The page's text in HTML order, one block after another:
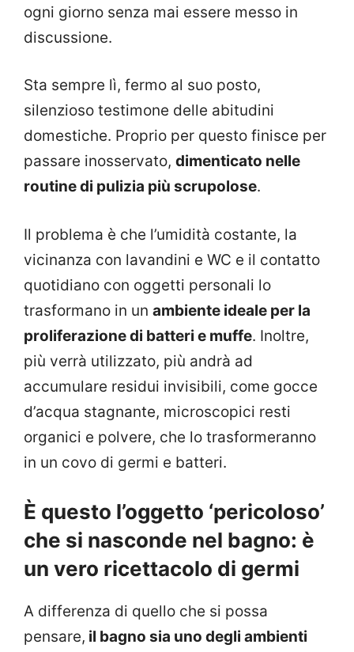
ogni giorno senza mai essere messo in
discussione.
Sta sempre lì, fermo al suo posto,
silenzioso testimone delle abitudini
domestiche. Proprio per questo finisce per
passare inosservato, dimenticato nelle
routine di pulizia più scrupolose.
Il problema è che l’umidità costante, la
vicinanza con lavandini e WC e il contatto
quotidiano con oggetti personali lo
trasformano in un ambiente ideale per la
proliferazione di batteri e muffe. Inoltre,
più verrà utilizzato, più andrà ad
accumulare residui invisibili, come gocce
d’acqua stagnante, microscopici resti
organici e polvere, che lo trasformeranno
in un covo di germi e batteri.
È questo l’oggetto ‘pericoloso’
che si nasconde nel bagno: è
un vero ricettacolo di germi
A differenza di quello che si possa
pensare, il bagno sia uno degli ambienti